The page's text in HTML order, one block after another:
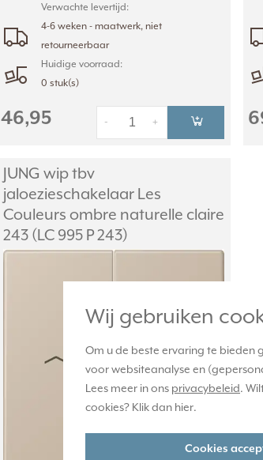
Wij gebruiken
Om u de beste ervaring te bieden
voor websiteanalyse en
Lees meer in ons privacybeleid.
cookies? Klik dan hier.
Cookies
Verwachte levertijd:
4-6 weken - maatwerk, niet
retourneerbaar
Huidige voorraad:
0 stuk(s)
46,95 +
-
JUNG wip tbv
jaloezieschakelaar Les
Couleurs ombre naturelle claire
243 (LC 995 P 243)